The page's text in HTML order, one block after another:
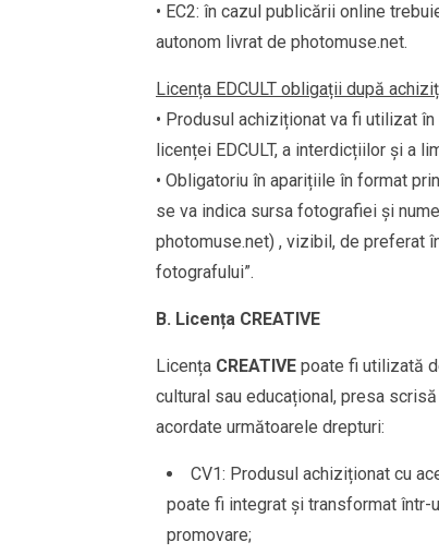
• EC2: în cazul publicării online
autonom livrat de photomuse.net.
Licența EDCULT obligații după
• Produsul achiziționat va fi utilizat
licenței EDCULT, a interdicțiilor și a
• Obligatoriu în aparițiile în format
se va indica sursa fotografiei și
photomuse.net) , vizibil, de preferat
fotografului”.
B. Licența CREATIVE
Licența CREATIVE poate fi utilizată
cultural sau educațional, presa
acordate următoarele drepturi:
CV1: Produsul achiziționat cu
poate fi integrat și transformat
promovare;